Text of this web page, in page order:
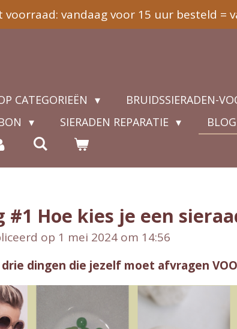
voorraad: vandaag voor 15 uur besteld =
CATEGORIEËN BRUIDSSIERADEN-
SIERADEN REPARATIE BLOG
#1 Hoe kies je een
op 1 mei 2024 om 14:56
drie dingen die jezelf moet afvragen